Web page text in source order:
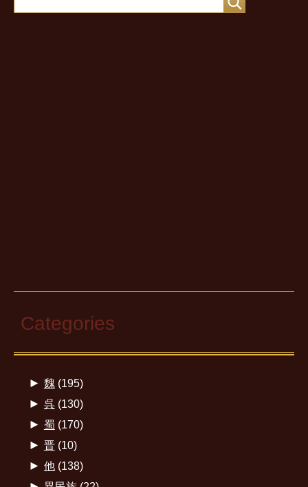
Categories
► 魏 (195)
► 呉(130)
► 蜀 (170)
► 晋(10)
► 他(138)